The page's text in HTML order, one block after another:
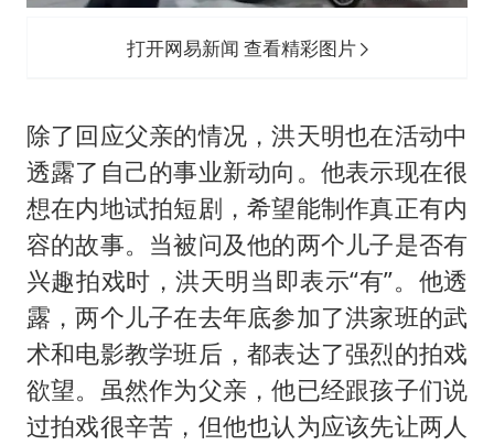
打开网易新闻 查看精彩图片
除了回应父亲的情况，洪天明也在活动中
透露了自己的事业新动向。他表示现在很
想在内地试拍短剧，希望能制作真正有内
容的故事。当被问及他的两个儿子是否有
兴趣拍戏时，洪天明当即表示“有”。他透
露，两个儿子在去年底参加了洪家班的武
术和电影教学班后，都表达了强烈的拍戏
欲望。虽然作为父亲，他已经跟孩子们说
过拍戏很辛苦，但他也认为应该先让两人